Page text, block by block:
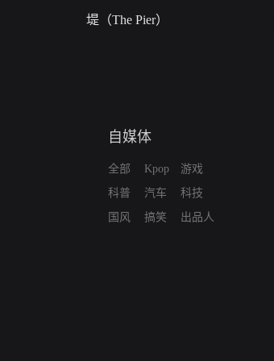
堤（The Pier）
自媒体
全部
科普
国风
Kpop
汽车
搞笑
游戏
科技
出品人